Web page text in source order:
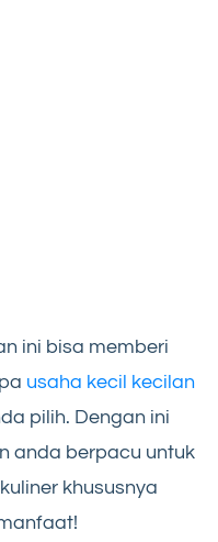
ini bisa memberi
usaha kecil kecilan
pilih. Dengan ini
anda berpacu untuk
khususnya